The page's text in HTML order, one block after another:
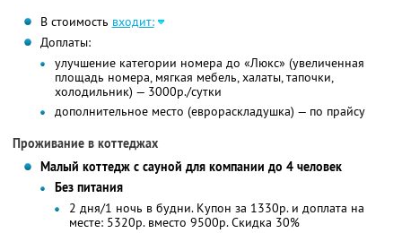
В стоимость входит:
Доплаты:
улучшение категории номера до «Люкс» (увеличенная
площадь номера, мягкая мебель, халаты, тапочки,
холодильник) — 3000р./сутки
дополнительное место (еврораскладушка) — по прайсу
Проживание в коттеджах
Малый коттедж с сауной для компании до 4 человек
Без питания
2 дня/1 ночь в будни. Купон за 1330р. и доплата на
месте: 5320р. вместо 9500р. Скидка 30%